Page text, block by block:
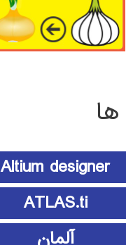
Altium designer
ATLAS.ti
آلمان